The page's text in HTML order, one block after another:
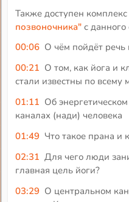
Также доступен комплекс
позвоночника" с
00:06 О чём пойдёт речь
00:21 О том, как йога и
стали известны по всему
01:11 Об
каналах (нади) человека
01:49 Что такое прана и
02:31 Для чего люди
главная цель йоги?
03:29 О центральном